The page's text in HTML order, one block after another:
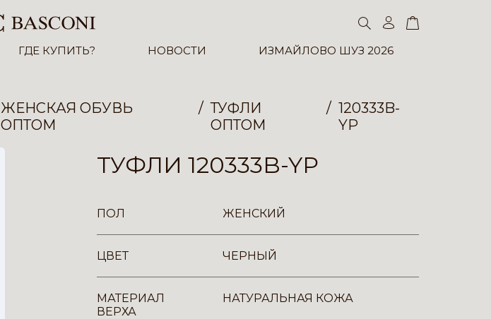
ГДЕ КУПИТЬ? НОВОСТИ ИЗМАЙЛОВО ШУЗ 2026
ЖЕНСКАЯ ОБУВЬ
ОПТОМ
ТУФЛИ
ОПТОМ
120333B-
YP
ТУФЛИ 120333B-YP
ПОЛ ЖЕНСКИЙ
ЦВЕТ ЧЕРНЫЙ
МАТЕРИАЛ
ВЕРХА
НАТУРАЛЬНАЯ КОЖА